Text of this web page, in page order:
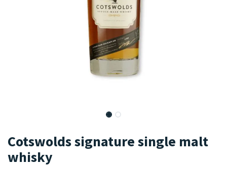
Cotswolds signature single malt
whisky